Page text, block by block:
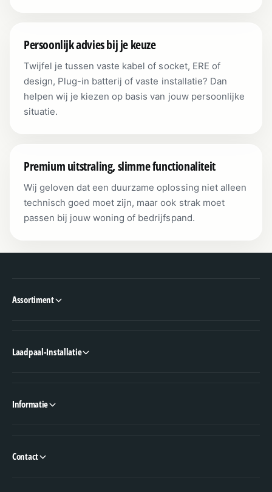
Persoonlijk advies bij je keuze
Twijfel je tussen vaste kabel of socket, ERE of
design, Plug-in batterij of vaste installatie? Dan
helpen wij je kiezen op basis van jouw persoonlijke
situatie.
Premium uitstraling, slimme functionaliteit
Wij geloven dat een duurzame oplossing niet alleen
technisch goed moet zijn, maar ook strak moet
passen bij jouw woning of bedrijfspand.
Assortiment
Laadpaal-Installatie
Informatie
Contact